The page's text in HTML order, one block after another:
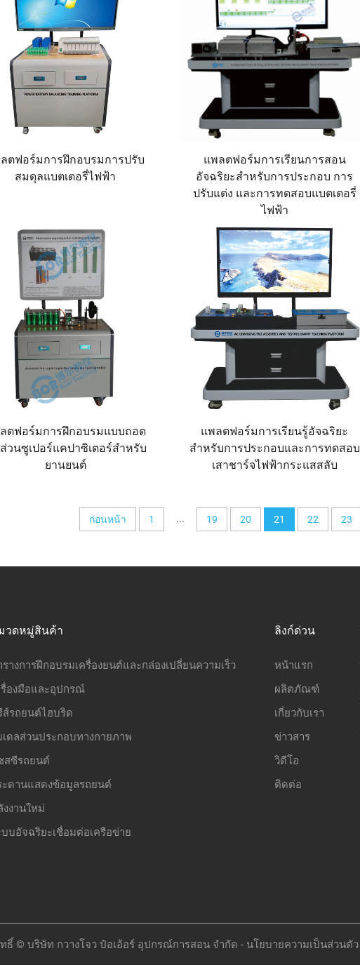
ตฟอร์มการฝึกอบรมการปรับ
สมดุลแบตเตอรี่ไฟฟ้า
แพลตฟอร์มการเรียนการสอน
อัจฉริยะสำหรับการประกอบ การ
ปรับแต่ง และการทดสอบแบตเตอรี่
ไฟฟ้า
ตฟอร์มการฝึกอบรมแบบถอด
วนซูเปอร์แคปาซิเตอร์สำหรับ
ยานยนต์
แพลตฟอร์มการเรียนรู้อัจฉริยะ
สำหรับการประกอบและการทดสอบ
เสาชาร์จไฟฟ้ากระแสสลับ
ก่อนหน้า 1 ... 19 20 21 22 23
วดหมู่สินค้า
รางการฝึกอบรมเครื่องยนต์และกล่องเปลี่ยนความเร็ว
รื่องมือและอุปกรณ์
ส์รถยนต์ไฮบริด
เดลส่วนประกอบทางกายภาพ
สซีรถยนต์
ะดานแสดงข้อมูลรถยนต์
งงานใหม่
บบอัจฉริยะเชื่อมต่อเครือข่าย
ลิงก์ด่วน
หน้าแรก
ผลิตภัณฑ์
เกี่ยวกับเรา
ข่าวสาร
วิดีโอ
ติดต่อ
ธิ์ © บริษัท กวางโจว ป๋อเอ้อร์ อุปกรณ์การสอน จำกัด - นโยบายความเป็นส่วนตัว